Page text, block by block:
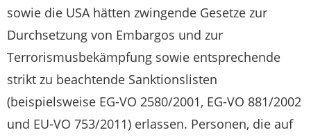
sowie die USA hätten zwingende Gesetze zur
Durchsetzung von Embargos und zur
Terrorismusbekämpfung sowie entsprechende
strikt zu beachtende Sanktionslisten
(beispielsweise EG-VO 2580/2001, EG-VO 881/2002
und EU-VO 753/2011) erlassen. Personen, die auf